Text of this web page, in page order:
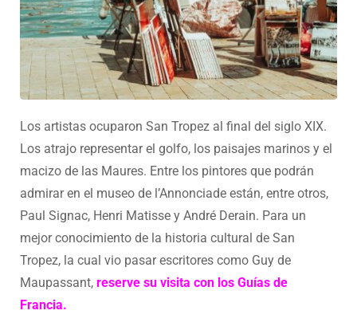
Los artistas ocuparon San Tropez al final del siglo XIX.
Los atrajo representar el golfo, los paisajes marinos y el
macizo de las Maures. Entre los pintores que podrán
admirar en el museo de l’Annonciade están, entre otros,
Paul Signac, Henri Matisse y André Derain. Para un
mejor conocimiento de la historia cultural de San
Tropez, la cual vio pasar escritores como Guy de
Maupassant, reserve su visita con los Guías de
Francia.